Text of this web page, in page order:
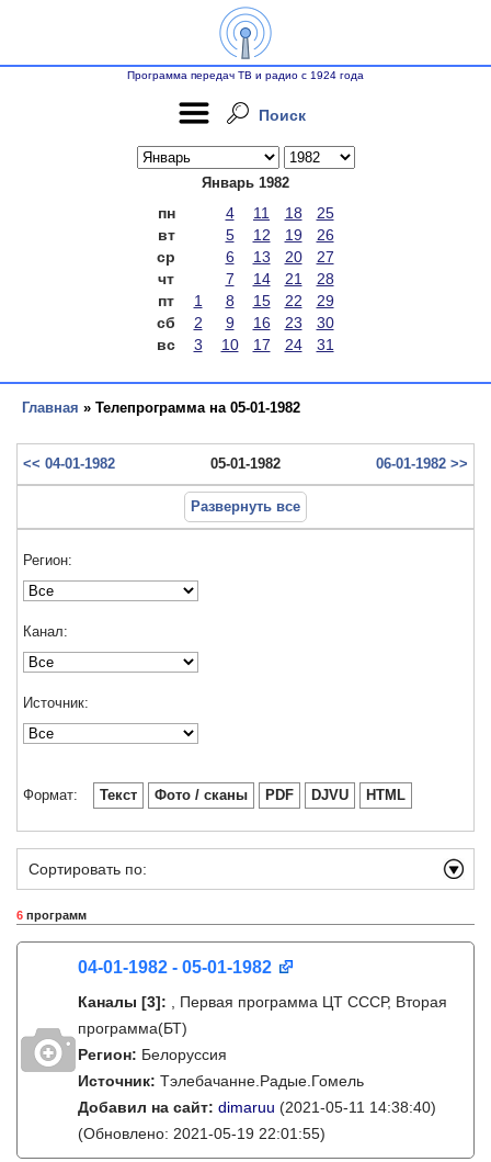
Программа передач ТВ и радио с 1924 года
Поиск
Январь 1982
пн 4 11 18
25
вт
5 12 19
26
ср
6 13 20
27
чт
7 14 21
28
пт
1 8 15 22
29
сб
2 9 16 23
30
вс
3 10 17 24 31
Главная » Телепрограмма на 05-01-1982
<< 04-01-1982 05-01-1982 06-01-1982 >>
Развернуть все
Регион:
Канал:
Источник:
Формат: Текст Фото / сканы PDF DJVU HTML
Сортировать по:
6 программ
04-01-1982 - 05-01-1982
Каналы [3]:
, Первая программа ЦТ СССР, Вторая
программа(БТ)
Регион: Белоруссия
Источник: Тэлебачанне.Радые.Гомель
Добавил на сайт: dimaruu (2021-05-11 14:38:40)
(Обновлено: 2021-05-19 22:01:55)